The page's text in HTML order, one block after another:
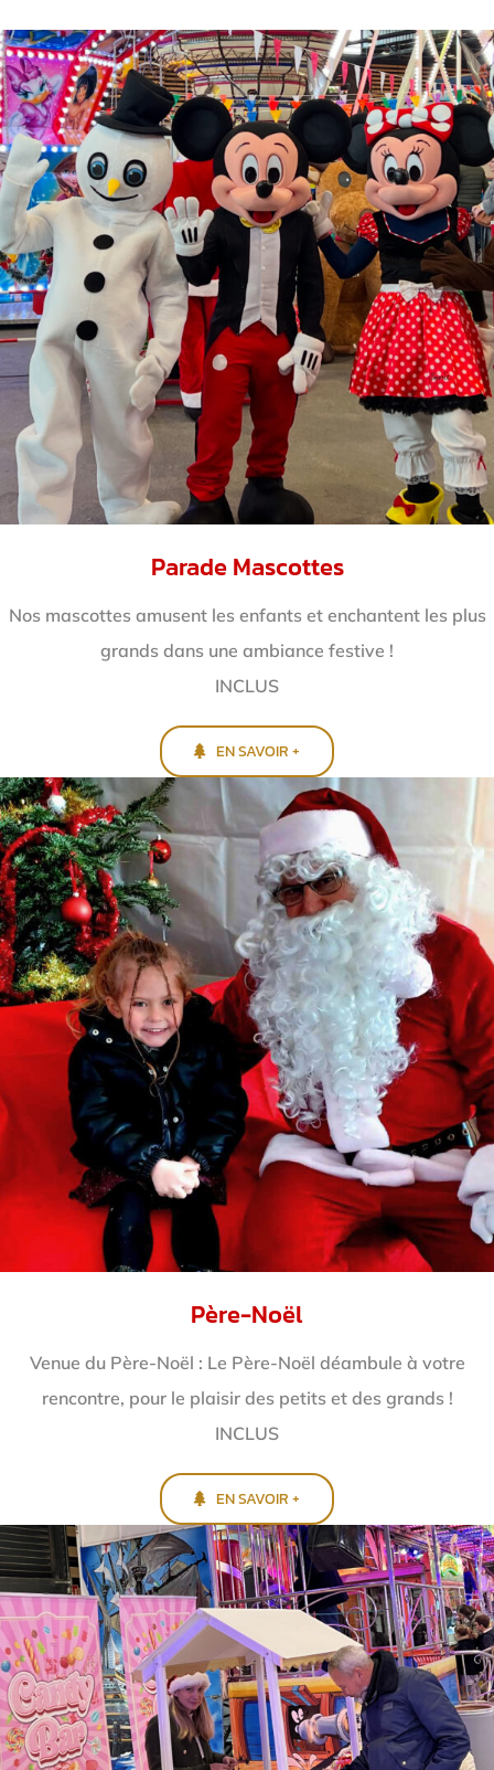
Parade Mascottes
Nos mascottes amusent les enfants et enchantent les plus
grands dans une ambiance festive !
INCLUS
EN SAVOIR +
Père-Noël
Venue du Père-Noël : Le Père-Noël déambule à votre
rencontre, pour le plaisir des petits et des grands !
INCLUS
EN SAVOIR +